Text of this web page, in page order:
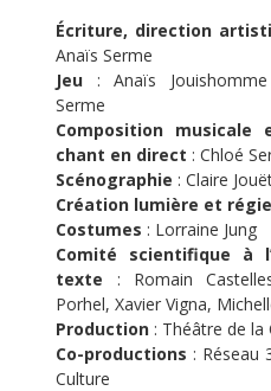
Écriture, direction
Anaïs Serme
Jeu : Anaïs
Serme
Composition
chant en direct : Chloé
Scénographie : Claire
Création lumière et
Costumes : Lorraine Jung
Comité scientifique à
texte : Romain
Porhel, Xavier Vigna,
Production : Théâtre de la
Co-productions : Réseau
Culture